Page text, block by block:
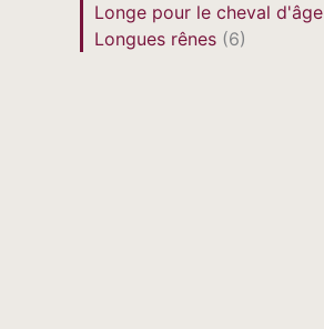
Longe pour le cheval d'âge
Longues rênes (6)